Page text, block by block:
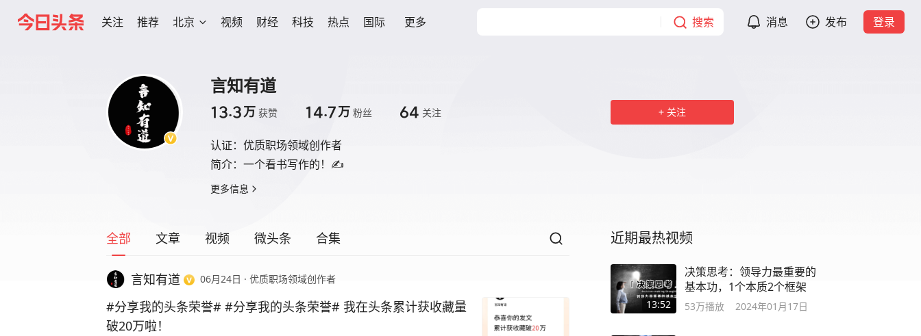
关注 推荐 北京 视频 财经 科技 热点 国际 更多 搜索 消息 发布 登录
言知有道
13.3万 获赞 14.7万 粉丝 64 关注
认证： 优质职场领域创作者
简介： 一个看书写作的！✍
更多信息
关注
全部 文章 视频 微头条 合集
言知有道 06月24日 · 优质职场领域创作者
#分享我的头条荣誉# #分享我的头条荣誉# 我在头条累计获收藏量
破20万啦！
近期最热视频
13:52
决策思考：领导力最重要的
基本功，1个本质2个框架
53万播放 2024年01月17日